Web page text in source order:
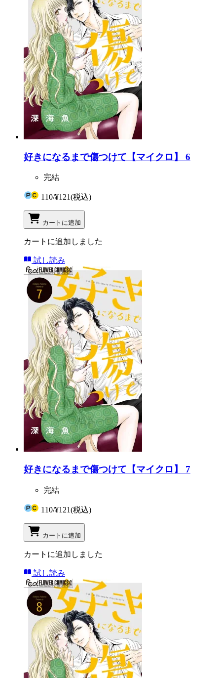
好きになるまで傷つけて【マイクロ】 6
完結
110/¥121(税込)
カートに追加
カートに追加しました
試し読み
好きになるまで傷つけて【マイクロ】 7
完結
110/¥121(税込)
カートに追加
カートに追加しました
試し読み